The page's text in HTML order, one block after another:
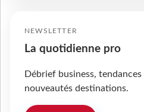
NEWSLETTER
La quotidienne pro
Débrief business,
nouveautés destinations.